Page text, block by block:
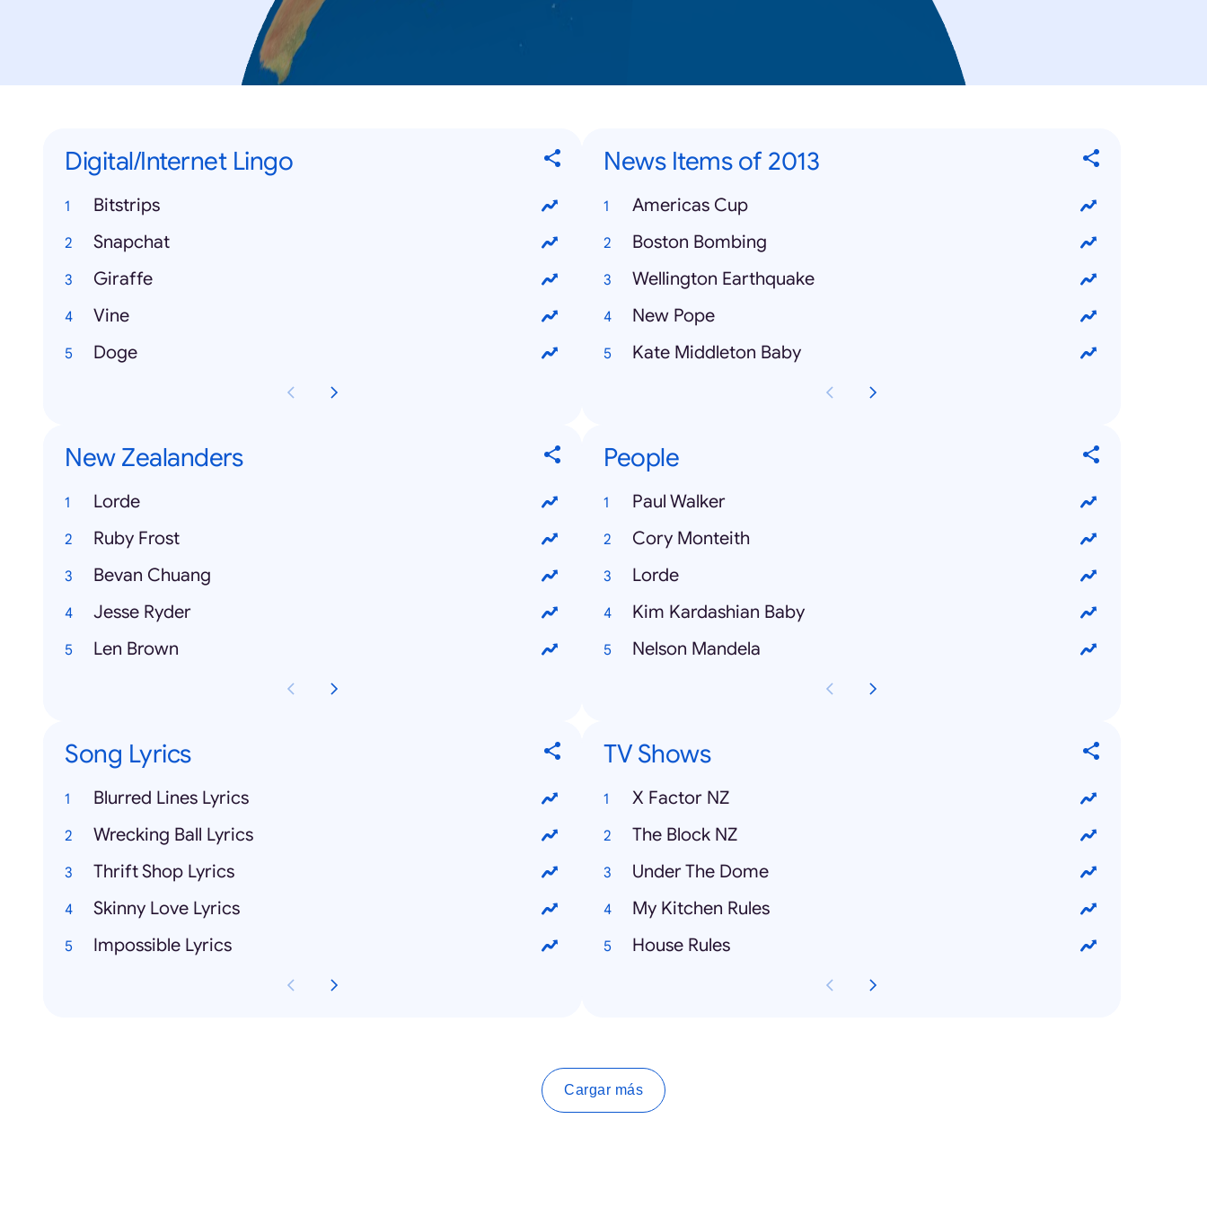
Digital/Internet Lingo
Bitstrips
Snapchat
Giraffe
Vine
Doge
News Items of 2013
Americas Cup
Boston Bombing
Wellington Earthquake
New Pope
Kate Middleton Baby
New Zealanders
Lorde
Ruby Frost
Bevan Chuang
Jesse Ryder
Len Brown
People
Paul Walker
Cory Monteith
Lorde
Kim Kardashian Baby
Nelson Mandela
Song Lyrics
Blurred Lines Lyrics
Wrecking Ball Lyrics
Thrift Shop Lyrics
Skinny Love Lyrics
Impossible Lyrics
TV Shows
X Factor NZ
The Block NZ
Under The Dome
My Kitchen Rules
House Rules
Cargar más